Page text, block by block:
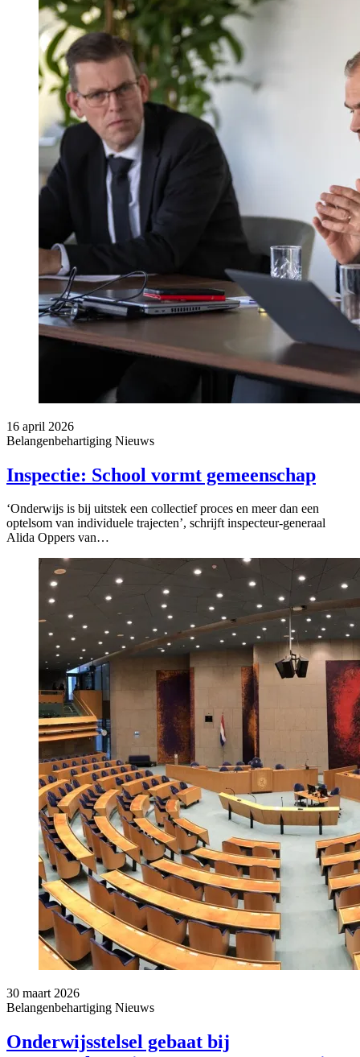
16 april 2026
Belangenbehartiging Nieuws
Inspectie: School vormt gemeenschap
‘Onderwijs is bij uitstek een collectief proces en meer dan een
optelsom van individuele trajecten’, schrijft inspecteur-generaal
Alida Oppers van…
30 maart 2026
Belangenbehartiging Nieuws
Onderwijsstelsel gebaat bij